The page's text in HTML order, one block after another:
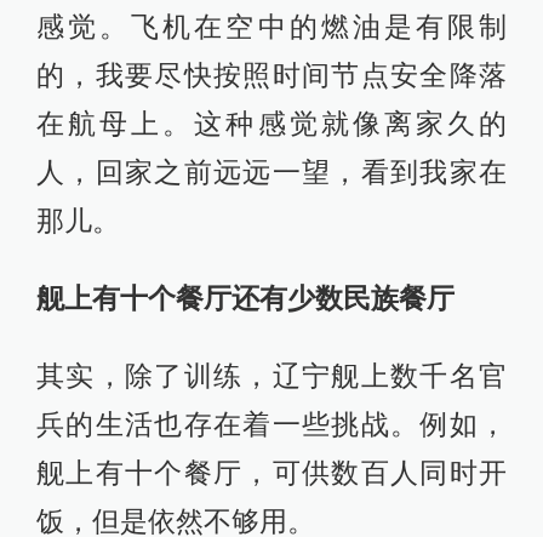
感觉。飞机在空中的燃油是有限制
的，我要尽快按照时间节点安全降落
在航母上。这种感觉就像离家久的
人，回家之前远远一望，看到我家在
那儿。
舰上有十个餐厅还有少数民族餐厅
其实，除了训练，辽宁舰上数千名官
兵的生活也存在着一些挑战。例如，
舰上有十个餐厅，可供数百人同时开
饭，但是依然不够用。